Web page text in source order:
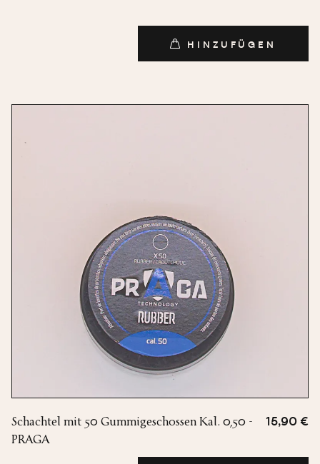
HINZUFÜGEN
Schachtel mit 50 Gummigeschossen Kal. 0,50 -
PRAGA
15,90 €